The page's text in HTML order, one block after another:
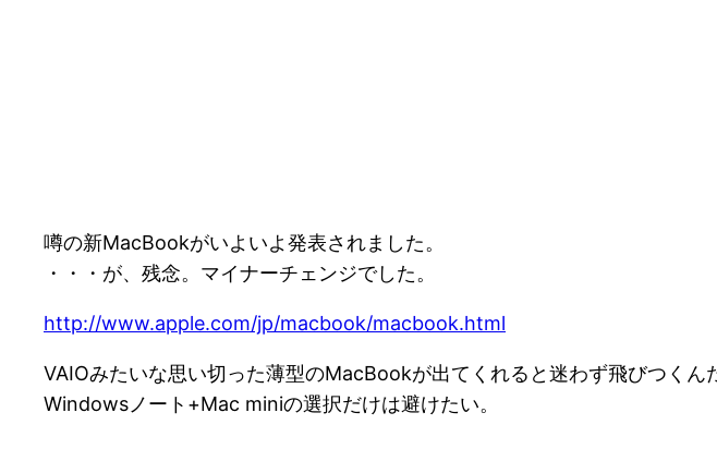
噂の新MacBookがいよいよ発表されました。
・・・が、残念。マイナーチェンジでした。
http://www.apple.com/jp/macbook/macbook.html
VAIOみたいな思い切った薄型のMacBookが出てくれると迷わず飛びつくん
Windowsノート+Mac miniの選択だけは避けたい。